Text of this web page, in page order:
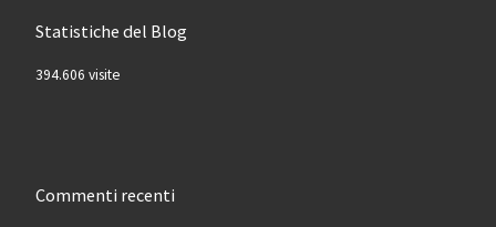
Statistiche del Blog
394.606 visite
Commenti recenti